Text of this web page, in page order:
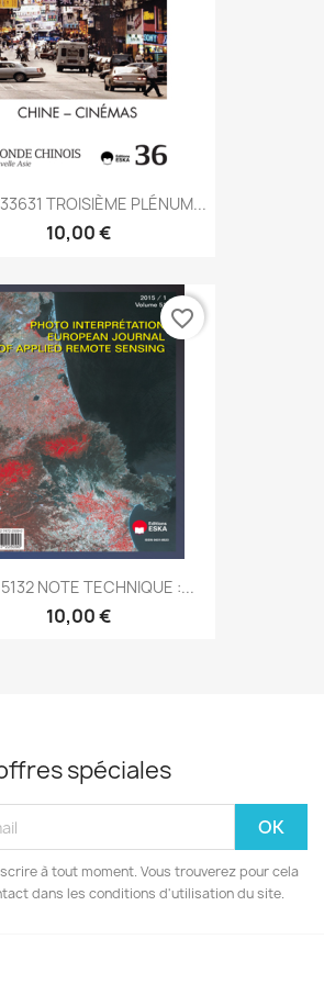
TROISIÈME PLÉNUM...
10,00 €
NOTE TECHNIQUE :...
10,00 €
favorite_border
spéciales
à tout moment. Vous trouverez pour cela
dans les conditions d'utilisation du site.